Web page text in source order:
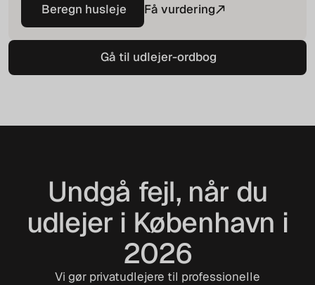
Beregn husleje
Beregn husleje
Få vurdering
Gå til udlejer-ordbog
Gå til udlejer-ordbog
Undgå fejl, når du
udlejer i København i
2026
Vi gør privatudlejere til professionelle